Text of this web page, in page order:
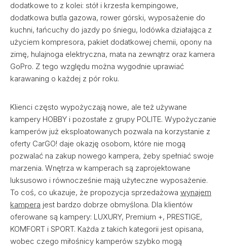
dodatkowe to z kolei: stół i krzesła kempingowe,
dodatkowa butla gazowa, rower górski, wyposażenie do
kuchni, łańcuchy do jazdy po śniegu, lodówka działająca z
użyciem kompresora, pakiet dodatkowej chemii, opony na
zimę, hulajnoga elektryczna, mata na zewnątrz oraz kamera
GoPro. Z tego względu można wygodnie uprawiać
karawaning o każdej z pór roku.
Klienci często wypożyczają nowe, ale też używane
kampery HOBBY i pozostałe z grupy POLITE. Wypożyczanie
kamperów już eksploatowanych pozwala na korzystanie z
oferty CarGO! daje okazję osobom, które nie mogą
pozwalać na zakup nowego kampera, żeby spełniać swoje
marzenia. Wnętrza w kamperach są zaprojektowane
luksusowo i równocześnie mają użyteczne wyposażenie.
To coś, co ukazuje, że propozycja sprzedażowa wynajem
kampera jest bardzo dobrze obmyślona. Dla klientów
oferowane są kampery: LUXURY, Premium +, PRESTIGE,
KOMFORT i SPORT. Każda z takich kategorii jest opisana,
wobec czego miłośnicy kamperów szybko mogą